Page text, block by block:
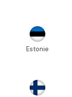
Estonie